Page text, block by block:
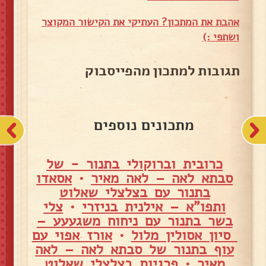
אהבת את המתכון? העתיקי את הקישור המקוצר
ושתפי :)
תגובות למתכון מהפייסבוק
מתכונים נוספים
כרובית וברוקולי בתנור - של
סבתא לאה – לאה מאיר •אסאדו
בתנור עם בצלצלי שאלוט
ותפו"א – אילנית בניזרי • צלי
בשר בתנור עם ניחוח משגעעע –
סיון אסולין מלול •אורז אפוי עם
עוף בתנור של סבתא לאה – לאה